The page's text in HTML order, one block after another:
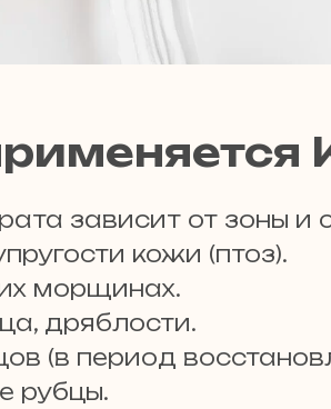
зависит от зоны и
кожи (птоз).
морщинах.
дряблости.
(в период
рубцы.